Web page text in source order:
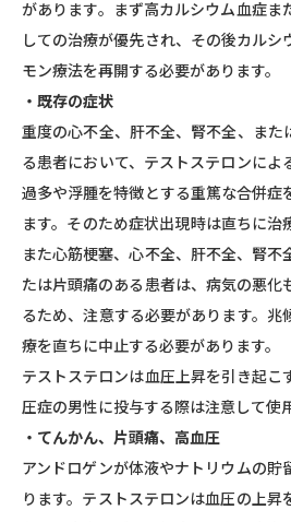
があります。まず高カルシウム血症ま
しての治療が優先され、その後カル
モン療法を再開する必要があります。
・既存の症状
重度の心不全、肝不全、腎不全、また
る患者において、テストステロンによ
過多や浮腫を特徴とする重篤な合併症
ます。そのため症状出現時は直ちに治
また心筋梗塞、心不全、肝不全、腎不
たは片頭痛のある患者は、病気の悪化
るため、注意する必要があります。兆
療を直ちに中止する必要があります。
テストステロンは血圧上昇を引き起こ
圧症の男性に投与する際は注意して使
・てんかん、片頭痛、高血圧
アンドロゲンが体液やナトリウムの貯
ります。テストステロンは⾎圧の上昇